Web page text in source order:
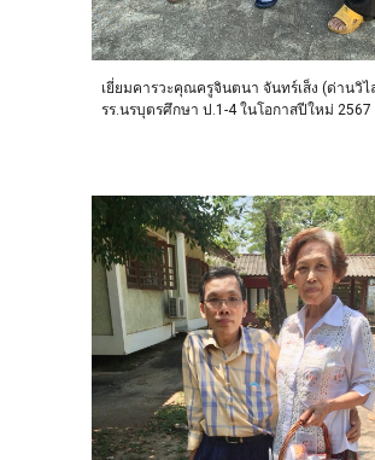
เยี่ยมคารวะคุณครูจินตนา จันทร์เส็ง (ด่านวิ
รร.นรบุตรศึกษา ป.1-4 ในโอกาสปีใหม่ 2567